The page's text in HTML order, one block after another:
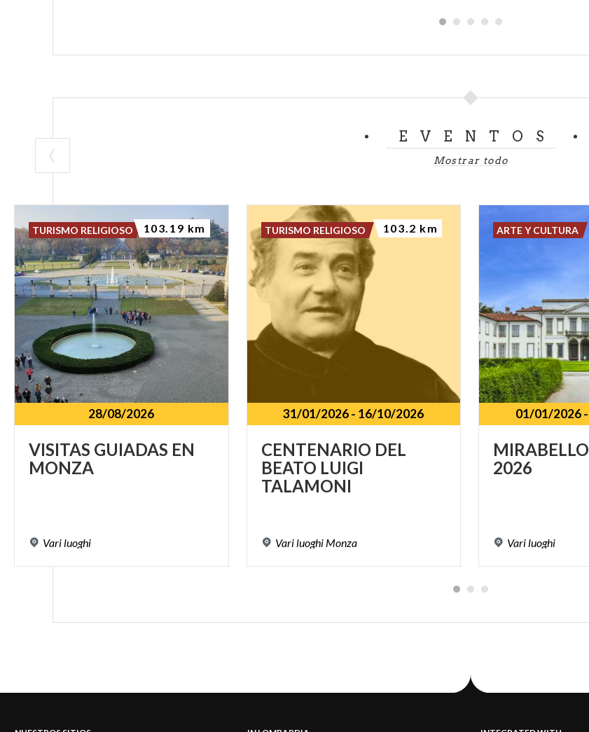
EVENTOS
Mostrar todo
28/08/2026
VISITAS GUIADAS EN
MONZA
Variluoghi
TURISMO RELIGIOSO 103.19 km
31/01/2026- 16/10/2026
CENTENARIO DEL
BEATO LUIGI
TALAMONI
Variluoghi Monza
TURISMO RELIGIOSO 103.2 km
01/01/2026-
MIRABELLO
2026
Variluoghi
ARTE Y CULTURA